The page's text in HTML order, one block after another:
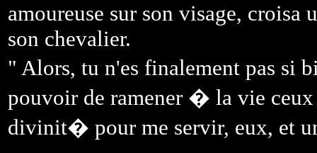
amoureuse sur son visage, croisa
son chevalier.
" Alors, tu n'es finalement pas
pouvoir de ramener � la vie
divinit� pour me servir, eux, et